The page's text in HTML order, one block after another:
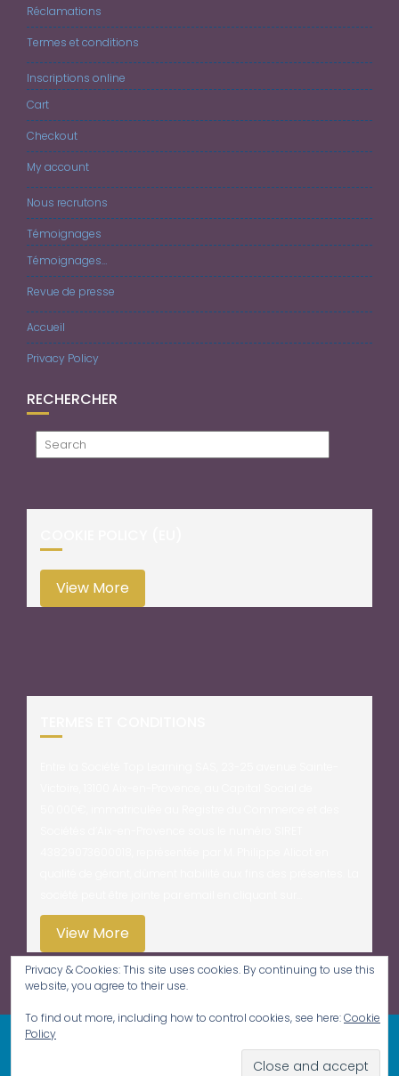
Réclamations
Termes et conditions
Inscriptions online
Cart
Checkout
My account
Nous recrutons
Témoignages
Témoignages…
Revue de presse
Accueil
Privacy Policy
RECHERCHER
View More
View More
Privacy & Cookies: This site uses cookies. By continuing to use this
website, you agree to their use.
To find out more, including how to control cookies, see here:Cookie
Policy